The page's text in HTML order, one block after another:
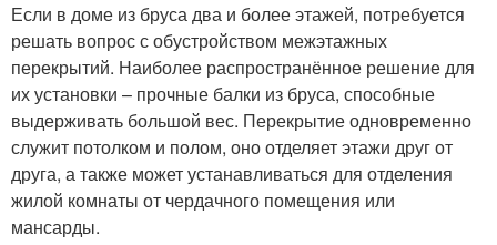
Если в доме из бруса два и более этажей, потребуется
решать вопрос с обустройством межэтажных
перекрытий. Наиболее распространённое решение для
их установки – прочные балки из бруса, способные
выдерживать большой вес. Перекрытие одновременно
служит потолком и полом, оно отделяет этажи друг от
друга, а также может устанавливаться для отделения
жилой комнаты от чердачного помещения или
мансарды.